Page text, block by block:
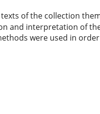
of the collection
and interpretation of
were used in